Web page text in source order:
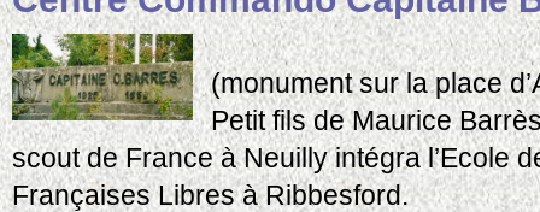
(monument sur la place
Petit fils de Maurice
scout de France à Neuilly intégra l’Ecole
Françaises Libres à Ribbesford.